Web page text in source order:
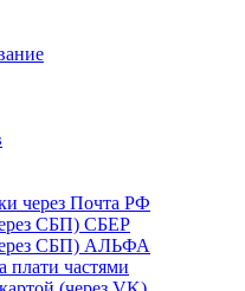
через Почта РФ
СБП) СБЕР
СБП) АЛЬФА
плати частями